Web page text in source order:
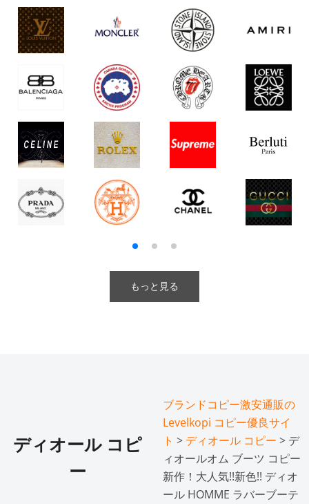
もっと見る
ディオール コピ
ー
ブランドコピー激安通販の
Levelkopi コピー優良サイ
ト > ディオール コピー > デ
ィオールオム ブーツ コピー
新作！大人気!!新色!! ディオ
ール HOMME ラバーブーテ